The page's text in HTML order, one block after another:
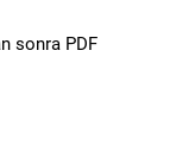
sonra PDF